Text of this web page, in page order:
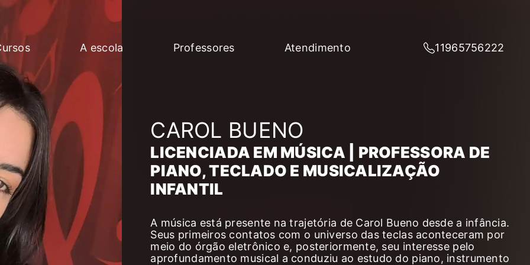
A escola Professores Atendimento 11965756222
CAROL BUENO
LICENCIADA EM MÚSICA | PROFESSORA DE
PIANO, TECLADO E MUSICALIZAÇÃO
INFANTIL
A música está presente na trajetória de Carol Bueno desde a infância.
Seus primeiros contatos com o universo das teclas aconteceram por
meio do órgão eletrônico e, posteriormente, seu interesse pelo
aprofundamento musical a conduziu ao estudo do piano, instrumento